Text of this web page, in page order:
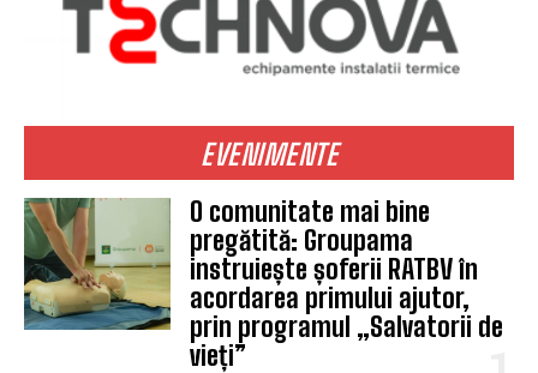
EVENIMENTE
O comunitate mai bine
pregătită: Groupama
instruiește șoferii RATBV în
acordarea primului ajutor,
prin programul „Salvatorii de
vieți”